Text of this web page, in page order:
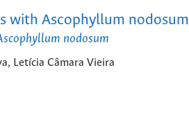
with Ascophyllum nodosum
nodosum
Letícia Câmara Vieira